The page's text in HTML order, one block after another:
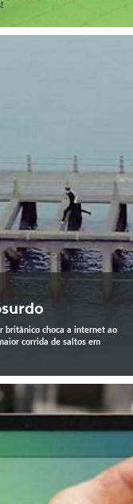
britânico choca a internet ao
corrida de saltos em